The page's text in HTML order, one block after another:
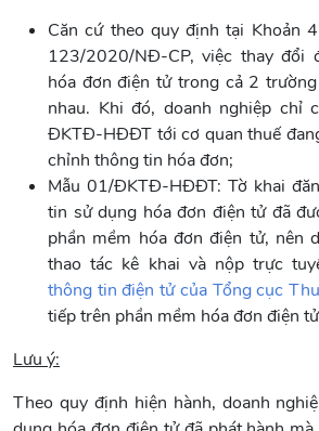
Căn cứ theo quy định tại Khoản
123/2020/NĐ-CP, việc thay đổi
hóa đơn điện tử trong cả 2
nhau. Khi đó, doanh nghiệp chỉ
ĐKTĐ-HĐĐT tới cơ quan thuế
chỉnh thông tin hóa đơn;
Mẫu 01/ĐKTĐ-HĐĐT: Tờ khai
tin sử dụng hóa đơn điện tử đã
phần mềm hóa đơn điện tử, nên
thao tác kê khai và nộp trực
thông tin điện tử của Tổng cục
tiếp trên phần mềm hóa đơn điện
Lưu ý:
Theo quy định hiện hành, doanh